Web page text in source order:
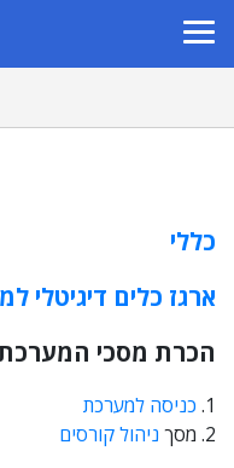
כללי
ארגז כלים דיגיטלי
הכרת מסכי
1. כניסה למערכת
2. מסך
ניהול קורסים